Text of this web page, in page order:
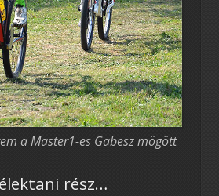
a Master1-es Gabesz mögött
rész…